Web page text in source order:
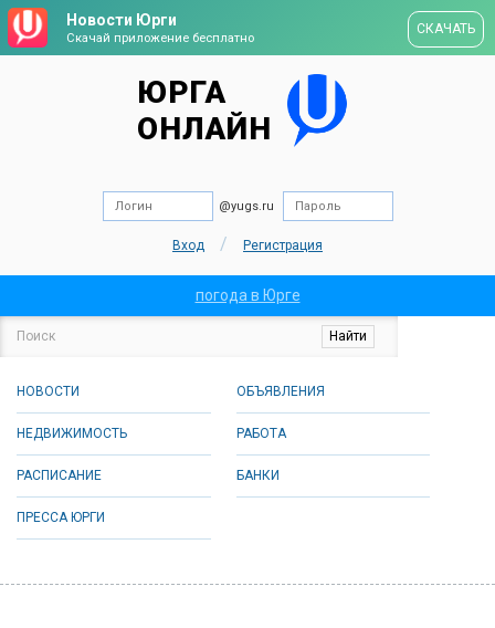
Новости Юрги
Скачай приложение бесплатно
СКАЧАТЬ
ЮРГА
ОНЛАЙН
@yugs.ru
Вход / Регистрация
погода в Юрге
НОВОСТИ ОБЪЯВЛЕНИЯ
НЕДВИЖИМОСТЬ РАБОТА
РАСПИСАНИЕ БАНКИ
ПРЕССА ЮРГИ